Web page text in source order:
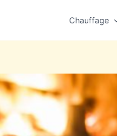
Chauffage